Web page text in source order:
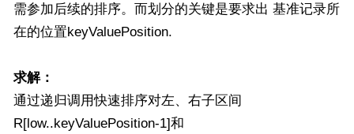
需参加后续的排序。而划分的关键是要求出 基准记录所
在的位置keyValuePosition.
求解：
通过递归调用快速排序对左、右子区间
R[low..keyValuePosition-1]和